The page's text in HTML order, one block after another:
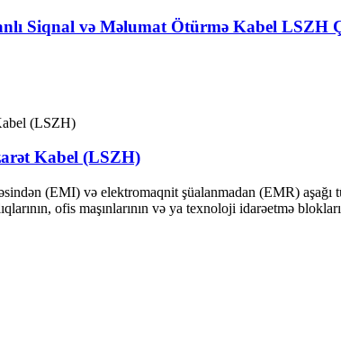
Siqnal və Məlumat Ötürmə Kabel LSZH
Kabel (LSZH)
(EMI) və elektromaqnit şüalanmadan (EMR)
ofis maşınlarının və ya texnoloji idarəetmə